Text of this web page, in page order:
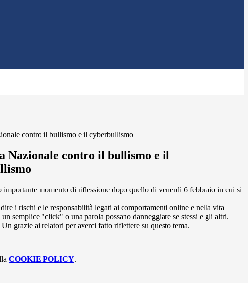
contro il bullismo e il cyberbullismo
Nazionale contro il bullismo e il
momento di riflessione dopo quello di venerdì 6 febbraio in cui si
i rischi e le responsabilità legati ai comportamenti online e nella vita
semplice "click" o una parola possano danneggiare se stessi e gli altri.
grazie ai relatori per averci fatto riflettere su questo tema.
COOKIE POLICY.